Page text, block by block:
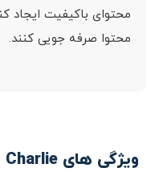
محتوای باکیفیت ایجاد
محتوا صرفه جویی کنند.
ویژگی های Go Charlie